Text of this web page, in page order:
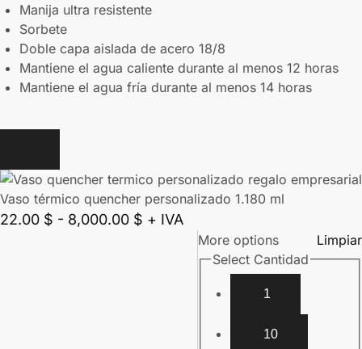
Manija ultra resistente
Sorbete
Doble capa aislada de acero 18/8
Mantiene el agua caliente durante al menos 12 horas
Mantiene el agua fría durante al menos 14 horas
Vaso térmico quencher personalizado 1.180 ml
22.00 $ - 8,000.00 $ + IVA
More options
Select Cantidad
1
10
Limpiar